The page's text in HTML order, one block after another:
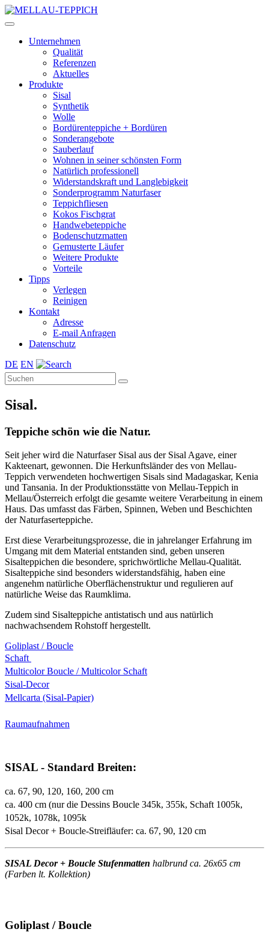
Unternehmen
Qualität
Referenzen
Aktuelles
Produkte
Sisal
Synthetik
Wolle
Bordürenteppiche + Bordüren
Sonderangebote
Sauberlauf
Wohnen in seiner schönsten Form
Natürlich professionell
Widerstandskraft und Langlebigkeit
Sonderprogramm Naturfaser
Teppichfliesen
Kokos Fischgrat
Handwebeteppiche
Bodenschutzmatten
Gemusterte Läufer
Weitere Produkte
Vorteile
Tipps
Verlegen
Reinigen
Kontakt
Adresse
E-mail Anfragen
Datenschutz
DE EN
Sisal.
Teppiche schön wie die Natur.
Seit jeher wird die Naturfaser Sisal aus der Sisal Agave, einer
Kakteenart, gewonnen. Die Herkunftsländer des von Mellau-
Teppich verwendeten hochwertigen Sisals sind Madagaskar, Kenia
und Tansania. In der Produktionsstätte von Mellau-Teppich in
Mellau/Österreich erfolgt die gesamte weitere Verarbeitung in einem
Haus. Das umfasst das Färben, Spinnen, Weben und Beschichten
der Naturfaserteppiche.
Erst diese Verarbeitungsprozesse, die in jahrelanger Erfahrung im
Umgang mit dem Material entstanden sind, geben unseren
Sisalteppichen die besondere, sprichwörtliche Mellau-Qualität.
Sisalteppiche sind besonders widerstandsfähig, haben eine
angenehm natürliche Oberflächenstruktur und regulieren auf
natürliche Weise das Raumklima.
Zudem sind Sisalteppiche antistatisch und aus natürlich
nachwachsendem Rohstoff hergestellt.
Goliplast / Boucle
Schaft
Multicolor Boucle / Multicolor Schaft
Sisal-Decor
Mellcarta (Sisal-Papier)
Raumaufnahmen
SISAL - Standard Breiten:
ca. 67, 90, 120, 160, 200 cm
ca. 400 cm (nur die Dessins Boucle 345k, 355k, Schaft 1005k,
1052k, 1078k, 1095k
Sisal Decor + Boucle-Streifläufer: ca. 67, 90, 120 cm
SISAL Decor + Boucle Stufenmatten halbrund ca. 26x65 cm
(Farben lt. Kollektion)
Goliplast / Boucle